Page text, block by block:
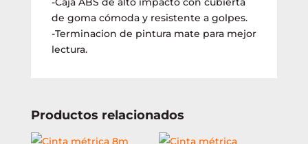
de goma cómoda y resistente a golpes.
-Terminacion de pintura mate para mejor
lectura.
Productos relacionados